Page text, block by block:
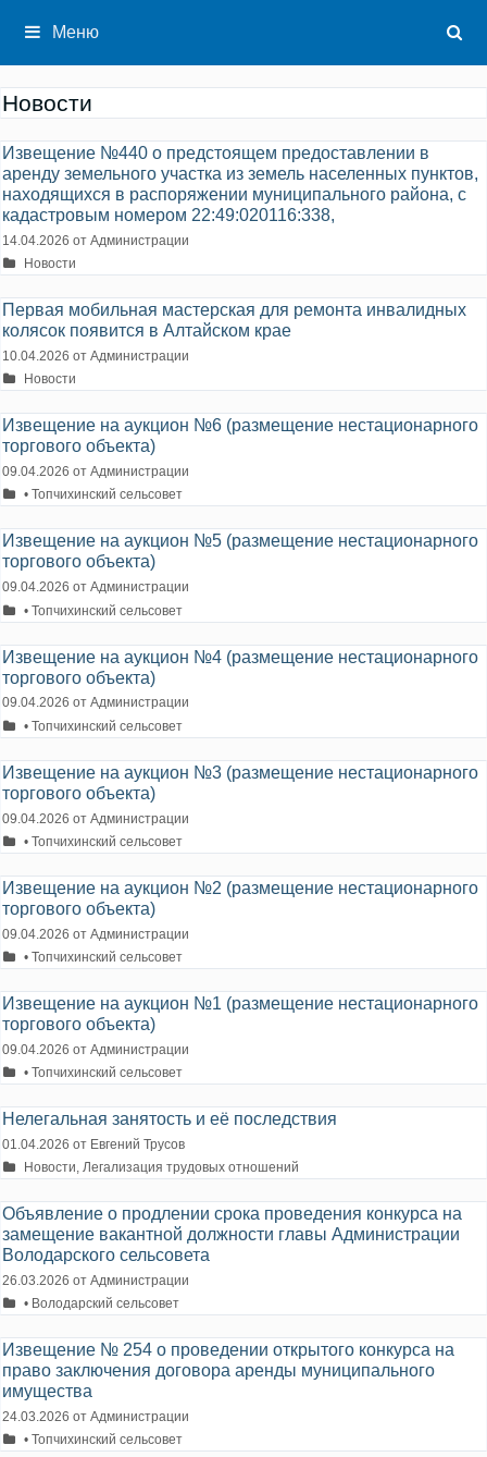
содержимому
Меню
Новости
Извещение №440 о предстоящем предоставлении в
аренду земельного участка из земель населенных пунктов,
находящихся в распоряжении муниципального района, с
кадастровым номером 22:49:020116:338,
14.04.2026 от Администрации
Рубрики
Новости
Первая мобильная мастерская для ремонта инвалидных
колясок появится в Алтайском крае
10.04.2026 от Администрации
Рубрики
Новости
Извещение на аукцион №6 (размещение нестационарного
торгового объекта)
09.04.2026 от Администрации
Рубрики
• Топчихинский сельсовет
Извещение на аукцион №5 (размещение нестационарного
торгового объекта)
09.04.2026 от Администрации
Рубрики
• Топчихинский сельсовет
Извещение на аукцион №4 (размещение нестационарного
торгового объекта)
09.04.2026 от Администрации
Рубрики
• Топчихинский сельсовет
Извещение на аукцион №3 (размещение нестационарного
торгового объекта)
09.04.2026 от Администрации
Рубрики
• Топчихинский сельсовет
Извещение на аукцион №2 (размещение нестационарного
торгового объекта)
09.04.2026 от Администрации
Рубрики
• Топчихинский сельсовет
Извещение на аукцион №1 (размещение нестационарного
торгового объекта)
09.04.2026 от Администрации
Рубрики
• Топчихинский сельсовет
Нелегальная занятость и её последствия
01.04.2026 от Евгений Трусов
Рубрики
Новости,Легализация трудовых отношений
Объявление о продлении срока проведения конкурса на
замещение вакантной должности главы Администрации
Володарского сельсовета
26.03.2026 от Администрации
Рубрики
• Володарский сельсовет
Извещение № 254 о проведении открытого конкурса на
право заключения договора аренды муниципального
имущества
24.03.2026 от Администрации
Рубрики
• Топчихинский сельсовет